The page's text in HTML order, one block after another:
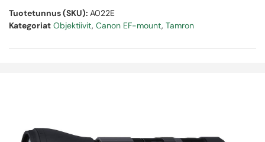
Tuotetunnus (SKU): A022E
Kategoriat Objektiivit, Canon EF-mount, Tamron